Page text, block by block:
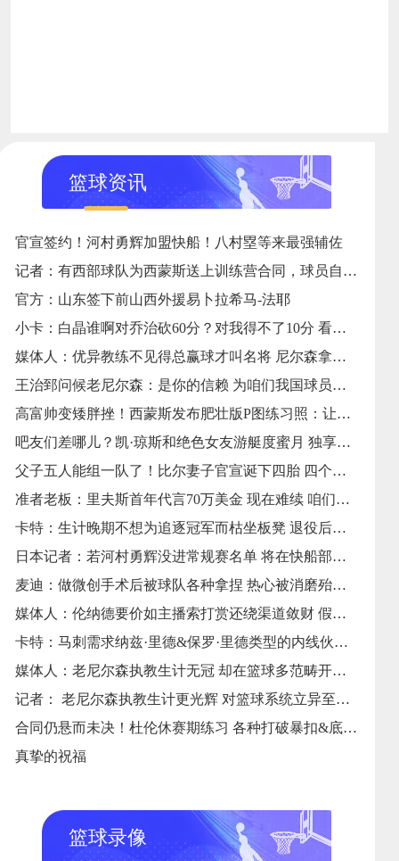
篮球资讯
官宣签约！河村勇辉加盟快船！八村塁等来最强辅佐
记者：有西部球队为西蒙斯送上训练营合同，球员自己乐意承受底薪
官方：山东签下前山西外援易卜拉希马-法耶
小卡：白晶谁啊对乔治砍60分？对我得不了10分 看我锁死这小废物
媒体人：优异教练不见得总赢球才叫名将 尼尔森拿手化腐朽为神奇
王治郅问候老尼尔森：是你的信赖 为咱们我国球员打开了NBA大门
高富帅变矮胖挫！西蒙斯发布肥壮版P图练习照：让我们开干吧
吧友们差哪儿？凯·琼斯和绝色女友游艇度蜜月 独享碧海风光
父子五人能组一队了！比尔妻子官宣诞下四胎 四个孩子满是男孩儿
准者老板：里夫斯首年代言70万美金 现在难续 咱们能给500万吗？
卡特：生计晚期不想为追逐冠军而枯坐板凳 退役后还有球队约请我
日本记者：若河村勇辉没进常规赛名单 将在快船部属G联盟球队打球
麦迪：做微创手术后被球队各种拿捏 热心被消磨殆尽所以挑选退役
媒体人：伦纳德要价如主播索打赏还绕渠道敛财 假如真的的确过火
卡特：马刺需求纳兹·里德&保罗·里德类型的内线伙伴文班亚马
媒体人：老尼尔森执教生计无冠 却在篮球多范畴开习尚之先
记者： 老尼尔森执教生计更光辉 对篮球系统立异至今深刻影响NBA
合同仍悬而未决！杜伦休赛期练习 各种打破暴扣&底角三分不会丢啊
真挚的祝福
篮球录像